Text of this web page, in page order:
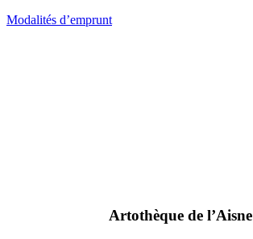
Modalités d’emprunt
Artothèque de l’Aisne